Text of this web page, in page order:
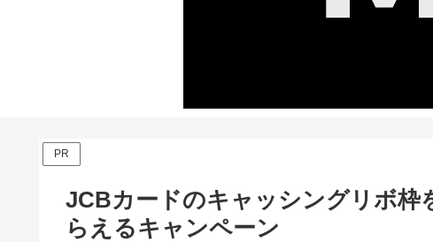
PR
JCBカードのキャッシングリボ枠
らえるキャンペーン